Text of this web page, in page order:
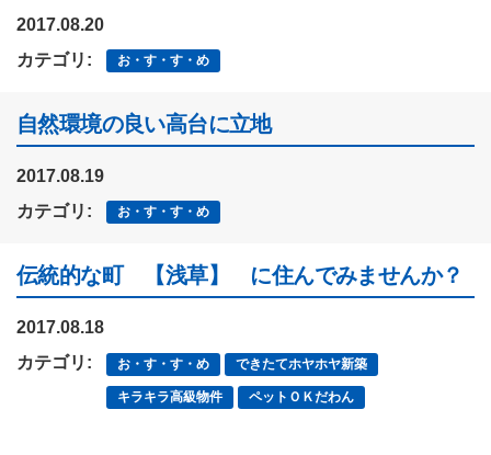
2017.08.20
カテゴリ:
お・す・す・め
自然環境の良い高台に立地
2017.08.19
カテゴリ:
お・す・す・め
伝統的な町 【浅草】 に住んでみませんか？
2017.08.18
カテゴリ:
お・す・す・め できたてホヤホヤ新築
キラキラ高級物件 ペットＯＫだわん